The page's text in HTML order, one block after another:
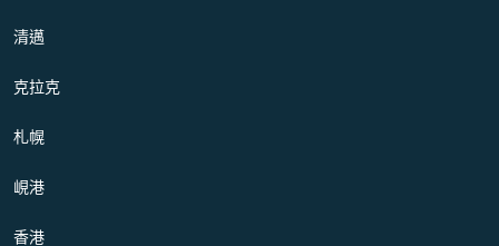
清邁
克拉克
札幌
峴港
香港